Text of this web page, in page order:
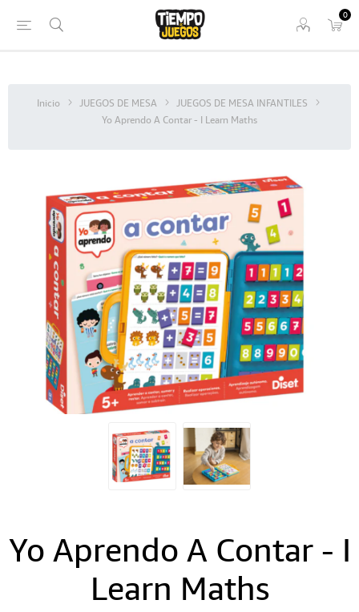
0
Inicio JUEGOS DE MESA
JUEGOS DE MESA INFANTILES
Yo Aprendo A Contar - I Learn Maths
Yo Aprendo A Contar - I
Learn Maths